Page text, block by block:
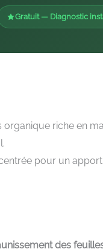
Gratuit — Diagnostic
organique riche en
pour un
des